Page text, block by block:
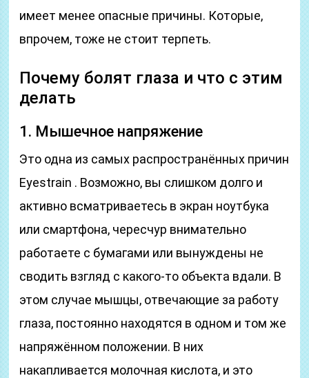
имеет менее опасные причины. Которые,
впрочем, тоже не стоит терпеть.
Почему болят глаза и что с этим
делать
1. Мышечное напряжение
Это одна из самых распространённых причин
Eyestrain . Возможно, вы слишком долго и
активно всматриваетесь в экран ноутбука
или смартфона, чересчур внимательно
работаете с бумагами или вынуждены не
сводить взгляд с какого-то объекта вдали. В
этом случае мышцы, отвечающие за работу
глаза, постоянно находятся в одном и том же
напряжённом положении. В них
накапливается молочная кислота, и это